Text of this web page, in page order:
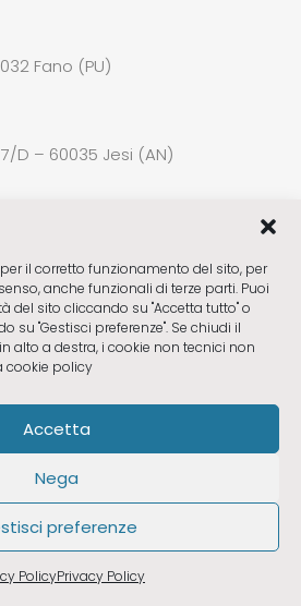
il corretto funzionamento del sito, per
anche funzionali di terze parti. Puoi
del sito cliccando su "Accetta tutto" o
su "Gestisci preferenze". Se chiudi il
alto a destra, i cookie non tecnici non
cookie policy
Accetta
Nega
preferenze
PolicyPrivacy Policy
Fano (PU)
D – 60035 Jesi (AN)